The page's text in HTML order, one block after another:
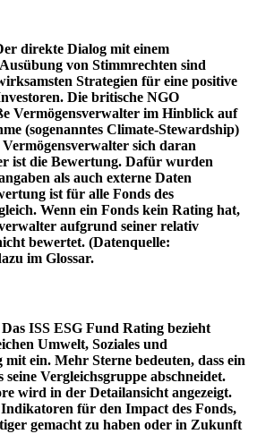
direkte Dialog mit einem
von Stimmrechten sind
Strategien für eine positive
Die britische NGO
Vermögensverwalter im Hinblick auf
(sogenanntes Climate-Stewardship)
Vermögensverwalter sich daran
ist die Bewertung. Dafür wurden
als auch externe Daten
ist für alle Fonds des
Wenn ein Fonds kein Rating hat,
aufgrund seiner relativ
bewertet. (Datenquelle:
im Glossar.
Das ISS ESG Fund Rating bezieht
Umwelt, Soziales und
ein. Mehr Sterne bedeuten, dass ein
seine Vergleichsgruppe abschneidet.
wird in der Detailansicht angezeigt.
für den Impact des Fonds,
gemacht zu haben oder in Zukunft